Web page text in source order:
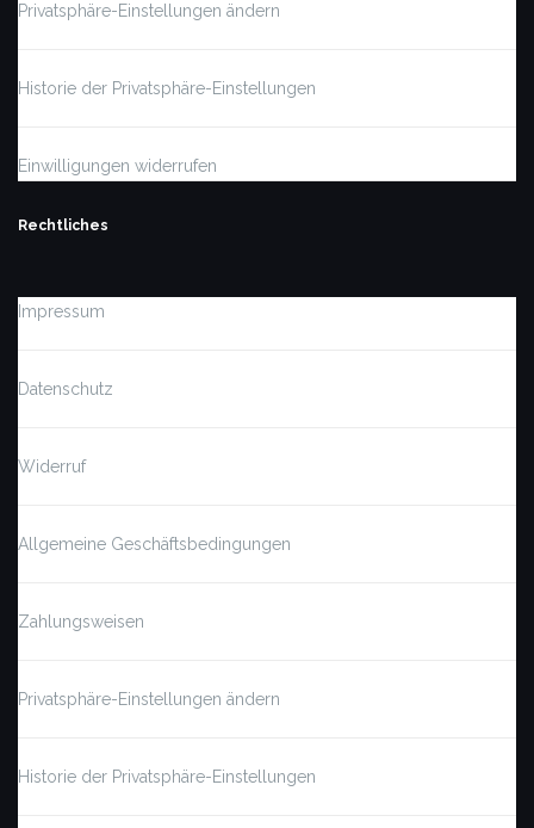
Privatsphäre-Einstellungen ändern
Historie der Privatsphäre-Einstellungen
Einwilligungen widerrufen
Rechtliches
Impressum
Datenschutz
Widerruf
Allgemeine Geschäftsbedingungen
Zahlungsweisen
Privatsphäre-Einstellungen ändern
Historie der Privatsphäre-Einstellungen